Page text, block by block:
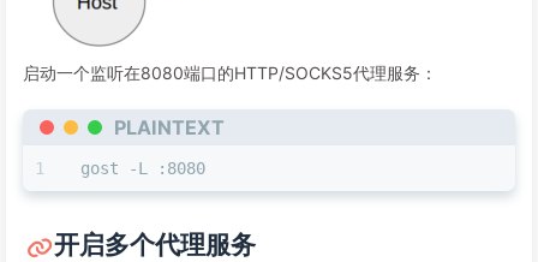
启动一个监听在8080端口的HTTP/SOCKS5代理服务：
PLAINTEXT
gost -L :8080
开启多个代理服务